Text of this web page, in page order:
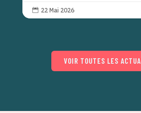
 22 Mai 2026
VOIR TOUTES LES